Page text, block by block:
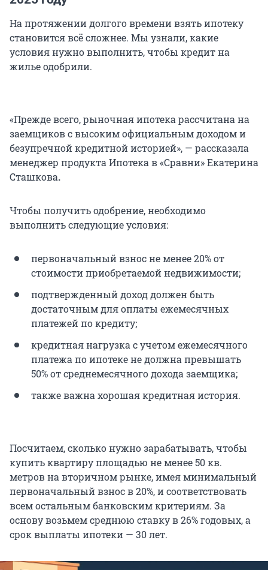
На протяжении долгого времени взять ипотеку
становится всё сложнее. Мы узнали, какие
условия нужно выполнить, чтобы кредит на
жилье одобрили.
«Прежде всего, рыночная ипотека рассчитана на
заемщиков с высоким официальным доходом и
безупречной кредитной историей», — рассказала
менеджер продукта Ипотека в «Сравни» Екатерина
Сташкова.
Чтобы получить одобрение, необходимо
выполнить следующие условия:
первоначальный взнос не менее 20% от
стоимости приобретаемой недвижимости;
подтвержденный доход должен быть
достаточным для оплаты ежемесячных
платежей по кредиту;
кредитная нагрузка с учетом ежемесячного
платежа по ипотеке не должна превышать
50% от среднемесячного дохода заемщика;
также важна хорошая кредитная история.
Посчитаем, сколько нужно зарабатывать, чтобы
купить квартиру площадью не менее 50 кв.
метров на вторичном рынке, имея минимальный
первоначальный взнос в 20%, и соответствовать
всем остальным банковским критериям. За
основу возьмем среднюю ставку в 26% годовых, а
срок выплаты ипотеки — 30 лет.